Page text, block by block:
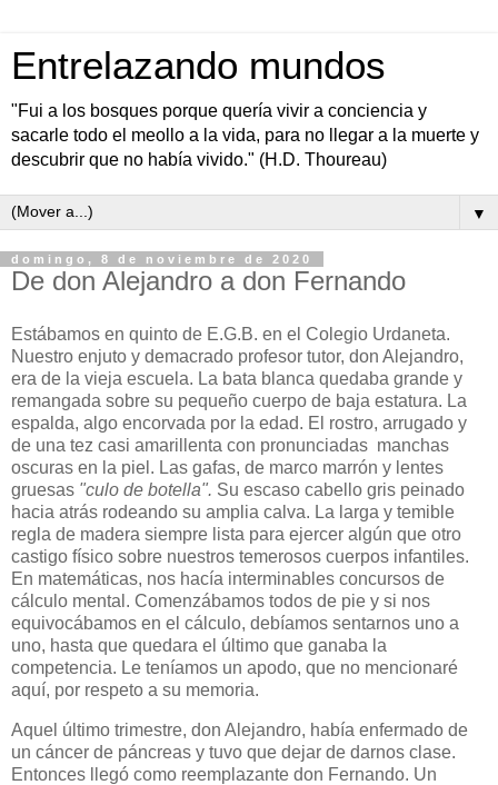
Entrelazando mundos
"Fui a los bosques porque quería vivir a conciencia y
sacarle todo el meollo a la vida, para no llegar a la muerte y
descubrir que no había vivido." (H.D. Thoureau)
▼
domingo, 8 de noviembre de 2020
De don Alejandro a don Fernando
Estábamos en quinto de E.G.B. en el Colegio Urdaneta.
Nuestro enjuto y demacrado profesor tutor, don Alejandro,
era de la vieja escuela. La bata blanca quedaba grande y
remangada sobre su pequeño cuerpo de baja estatura. La
espalda, algo encorvada por la edad. El rostro, arrugado y
de una tez casi amarillenta con pronunciadas manchas
oscuras en la piel. Las gafas, de marco marrón y lentes
gruesas "culo de botella". Su escaso cabello gris peinado
hacia atrás rodeando su amplia calva. La larga y temible
regla de madera siempre lista para ejercer algún que otro
castigo físico sobre nuestros temerosos cuerpos infantiles.
En matemáticas, nos hacía interminables concursos de
cálculo mental. Comenzábamos todos de pie y si nos
equivocábamos en el cálculo, debíamos sentarnos uno a
uno, hasta que quedara el último que ganaba la
competencia. Le teníamos un apodo, que no mencionaré
aquí, por respeto a su memoria.
Aquel último trimestre, don Alejandro, había enfermado de
un cáncer de páncreas y tuvo que dejar de darnos clase.
Entonces llegó como reemplazante don Fernando. Un